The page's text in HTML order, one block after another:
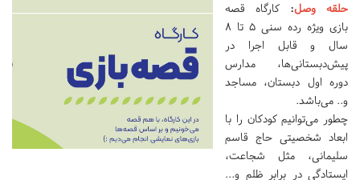
حلقه وصل: کارگاه قصه
بازی ویژه رده سنی ۵ تا ۸
سال و قابل اجرا در
پیش‌دبستانی‌ها، مدارس
دوره اول دبستان، مساجد
و.. می‌باشد.
چطور می‌توانیم کودکان را با
ابعاد شخصیتی حاج قاسم
سلیمانی، مثل شجاعت،
ایستادگی در برابر ظلم و...